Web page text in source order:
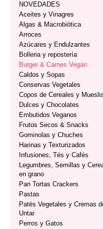
NOVEDADES
Aceites y Vinagres
Algas & Macrobiótica
Arroces
Azúcares y Endulzantes
Bolleria y repostería
Burger & Carnes Vegan
Caldos y Sopas
Conservas Vegetales
Copos de Cereales y Mueslis
Dulces y Chocolates
Embutidos Veganos
Frutos Secos & Snacks
Gominolas y Chuches
Harinas y Texturizados
Infusiones, Tés y Cafés
Legumbres, Semillas y
en grano
Pan Tortas Crackers
Pastas
Patés Vegetales y Cremas
Untar
Perros y Gatos